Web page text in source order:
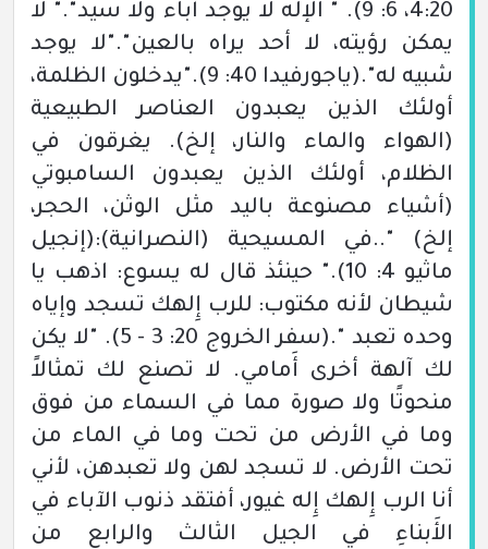
4:20،
. " الإله لا يوجد آباء ولا سيد"." لا
يمكن رؤيته، لا أحد يراه بالعين"."لا يوجد
شبيه له".(ياجورفيدا 40: 9)
."يدخلون الظلمة،
أولئك الذين يعبدون العناصر الطبيعية
(الهواء والماء والنار، إلخ). يغرقون في
الظلام، أولئك الذين يعبدون السامبوتي
(أشياء مصنوعة باليد مثل الوثن، الحجر،
إلخ) "..في المسيحية (النصرانية):(إنجيل
ماثيو 4: 10)
." حينئذ قال له يسوع: اذهب يا
شيطان لأنه مكتوب: للرب إِلهك تسجد وإياه
وحده تعبد ".(سفر الخروج 20: 3 - 5)
. "لا يكن
لك آلهة أخرى أَمامي. لا تصنع لك تمثالاً
منحوتًا ولا صورة مما في السماء من فوق
وما في الأرض من تحت وما في الماء من
تحت الأرض. لا تسجد لهن ولا تعبدهن، لأني
أنا الرب إِلهك إِله غيور، أفتقد ذنوب الآباء في
الأَبناءِ في الجيل الثالث والرابع من